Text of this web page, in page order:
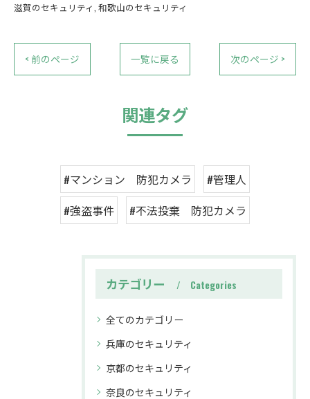
滋賀のセキュリティ 和歌山のセキュリティ
< 前のページ 一覧に戻る 次のページ >
関連タグ
#マンション 防犯カメラ
#管理人
#強盗事件
#不法投棄 防犯カメラ
カテゴリー Categories
全てのカテゴリー
兵庫のセキュリティ
京都のセキュリティ
奈良のセキュリティ